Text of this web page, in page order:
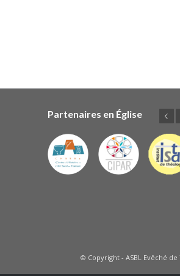
Partenaires en Église
PrécédentSuivant
© Copyright - ASBL Evêché de